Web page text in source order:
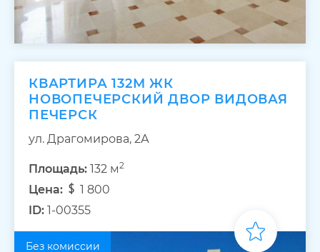
КВАРТИРА 132М ЖК
НОВОПЕЧЕРСКИЙ ДВОР ВИДОВАЯ
ПЕЧЕРСК
ул. Драгомирова, 2А
Площадь: 132 м2
Цена:
1 800
ID: 1-00355
Без комиссии